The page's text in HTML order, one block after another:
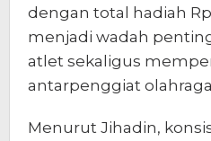
dengan total hadiah
menjadi wadah
atlet sekaligus
antarpenggiat
Menurut Jihadin,